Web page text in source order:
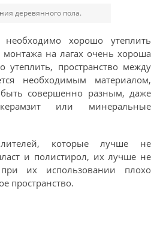
деревянного пола.
необходимо хорошо утеплить
на лагах очень хороша
пространство между
необходимым материалом,
совершенно разным, даже
или минеральные
которые лучше не
и полистирол, их лучше не
их использовании плохо
пространство.